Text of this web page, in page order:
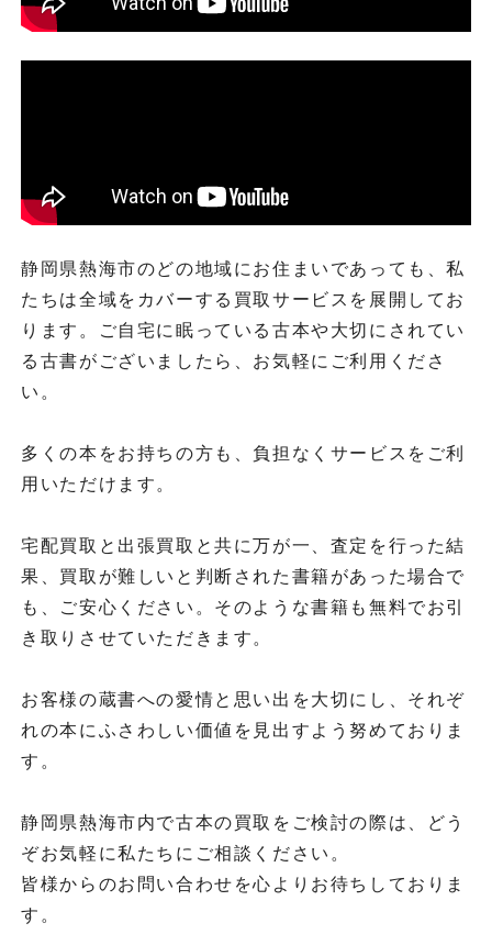
静岡県熱海市のどの地域にお住まいであっても、私
たちは全域をカバーする買取サービスを展開してお
ります。ご自宅に眠っている古本や大切にされてい
る古書がございましたら、お気軽にご利用くださ
い。
多くの本をお持ちの方も、負担なくサービスをご利
用いただけます。
宅配買取と出張買取と共に万が一、査定を行った結
果、買取が難しいと判断された書籍があった場合で
も、ご安心ください。そのような書籍も無料でお引
き取りさせていただきます。
お客様の蔵書への愛情と思い出を大切にし、それぞ
れの本にふさわしい価値を見出すよう努めておりま
す。
静岡県熱海市内で古本の買取をご検討の際は、どう
ぞお気軽に私たちにご相談ください。
皆様からのお問い合わせを心よりお待ちしておりま
す。